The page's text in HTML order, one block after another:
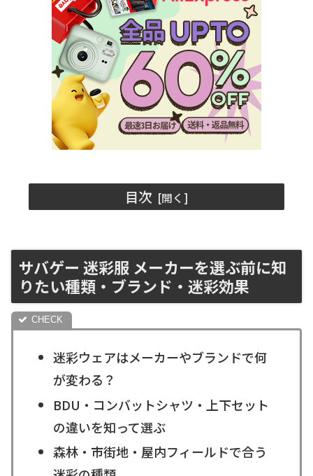
目次
サバゲー 迷彩服 メーカーを選ぶ前に知
りたい種類・ブランド・迷彩効果
迷彩ウェアはメーカーやブランドで何
が変わる？
BDU・コンバットシャツ・上下セット
の違いを知って選ぶ
森林・市街地・屋内フィールドで合う